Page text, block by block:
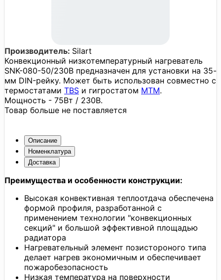
Производитель: Silart
Конвекционный низкотемпературный нагреватель
SNK-080-50/230В предназначен для установки на 35-
мм DIN-рейку. Может быть использован совместно с
термостатами TBS и гигростатом MTM.
Мощность - 75Вт / 230В.
Товар больше не поставляется
Описание
Номенклатура
Доставка
Преимущества и особенности конструкции:
Высокая конвективная теплоотдача обеспечена
формой профиля, разработанной с
применением технологии "конвекционных
секций" и большой эффективной площадью
радиатора
Нагревательный элемент позистороного типа
делает нагрев экономичным и обеспечивает
пожаробезопасность
Низкая температура на поверхности